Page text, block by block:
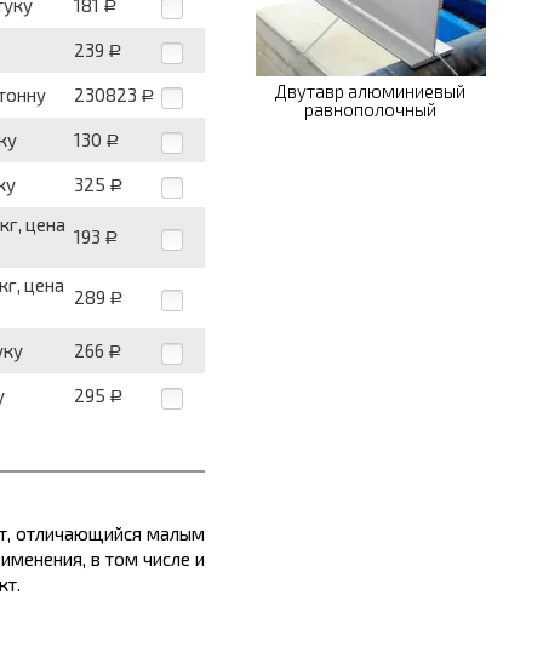
181 Р
239 Р
230823 Р
130 Р
325 Р
цена
193 Р
цена
289 Р
266 Р
295 Р
, отличающийся малым
в том числе и
Двутавр алюминиевый
равнополочный